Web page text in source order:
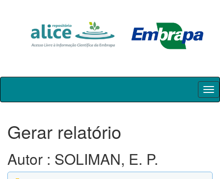
Skip
Gerar relatório
Autor : SOLIMAN, E. P.